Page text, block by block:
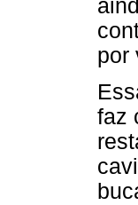
por
faz